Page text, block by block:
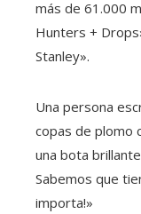
más de 61.000
Hunters +
Stanley».
Una persona
copas de plomo
una bota
Sabemos que
importa!»